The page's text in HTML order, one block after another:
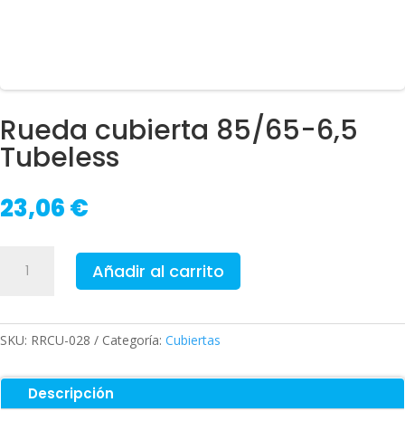
Rueda cubierta 85/65-6,5
Tubeless
23,06€
cubierta
Tubeless
Añadir al carrito
SKU: RRCU-028 Categoría: Cubiertas
Descripción